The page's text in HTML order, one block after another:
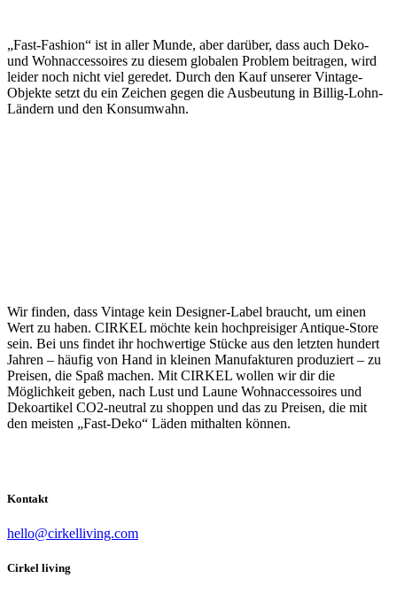
„Fast-Fashion“ ist in aller Munde, aber darüber, dass auch Deko-
und Wohnaccessoires zu diesem globalen Problem beitragen, wird
leider noch nicht viel geredet. Durch den Kauf unserer Vintage-
Objekte setzt du ein Zeichen gegen die Ausbeutung in Billig-Lohn-
Ländern und den Konsumwahn.
Wir finden, dass Vintage kein Designer-Label braucht, um einen
Wert zu haben. CIRKEL möchte kein hochpreisiger Antique-Store
sein. Bei uns findet ihr hochwertige Stücke aus den letzten hundert
Jahren – häufig von Hand in kleinen Manufakturen produziert – zu
Preisen, die Spaß machen. Mit CIRKEL wollen wir dir die
Möglichkeit geben, nach Lust und Laune Wohnaccessoires und
Dekoartikel CO2-neutral zu shoppen und das zu Preisen, die mit
den meisten „Fast-Deko“ Läden mithalten können.
Kontakt
hello@cirkelliving.com
Cirkel living